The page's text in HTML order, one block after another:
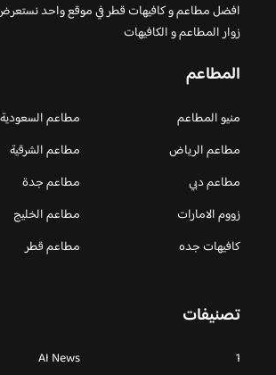
افضل مطاعم و كافيهات قطر في موقع واحد
زوار المطاعم و الكافيهات
المطاعم
منيو المطاعم
مطاعم السعودية
مطاعم الرياض
مطاعم الشرقية
مطاعم دبي
مطاعم جدة
زووم الامارات
مطاعم الخليج
كافيهات جده
مطاعم قطر
تصنيفات
1
AI News